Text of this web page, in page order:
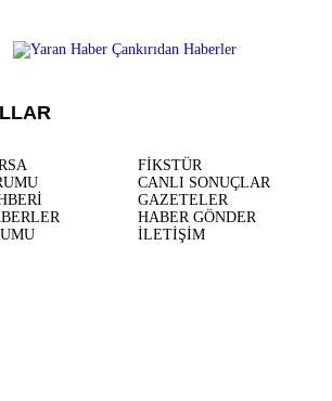
FİKSTÜR
CANLI SONUÇLAR
GAZETELER
HABER GÖNDER
İLETİŞİM